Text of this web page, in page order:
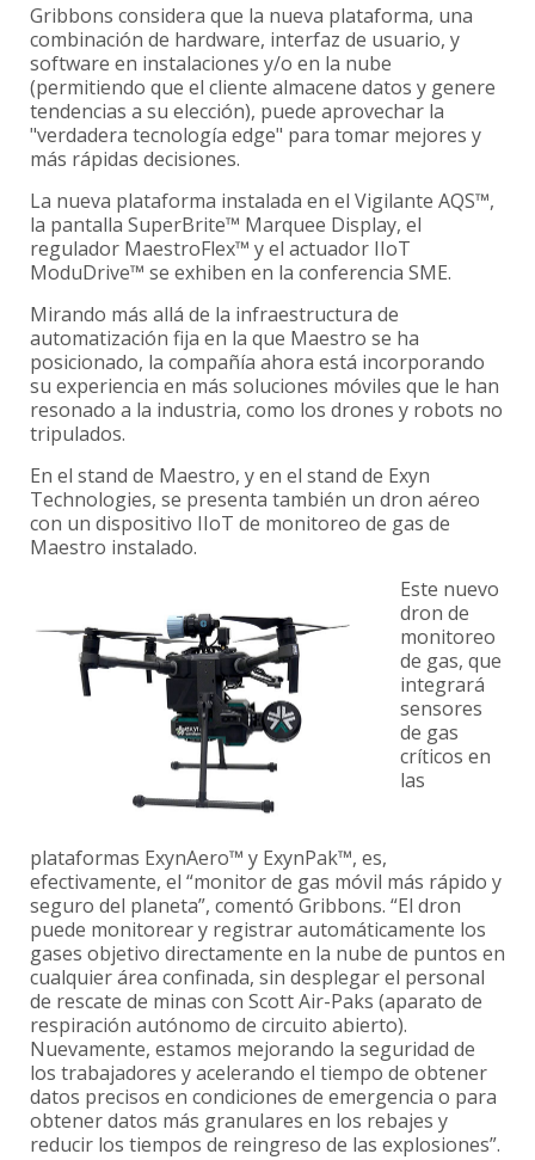
Gribbons considera que la nueva plataforma, una
combinación de hardware, interfaz de usuario, y
software en instalaciones y/o en la nube
(permitiendo que el cliente almacene datos y genere
tendencias a su elección), puede aprovechar la
"verdadera tecnología edge" para tomar mejores y
más rápidas decisiones.
La nueva plataforma instalada en el Vigilante AQS™,
la pantalla SuperBrite™ Marquee Display, el
regulador MaestroFlex™ y el actuador IIoT
ModuDrive™ se exhiben en la conferencia SME.
Mirando más allá de la infraestructura de
automatización fija en la que Maestro se ha
posicionado, la compañía ahora está incorporando
su experiencia en más soluciones móviles que le han
resonado a la industria, como los drones y robots no
tripulados.
En el stand de Maestro, y en el stand de Exyn
Technologies, se presenta también un dron aéreo
con un dispositivo IIoT de monitoreo de gas de
Maestro instalado.
Este nuevo
dron de
monitoreo
de gas, que
integrará
sensores
de gas
críticos en
las
plataformas ExynAero™ y ExynPak™, es,
efectivamente, el “monitor de gas móvil más rápido y
seguro del planeta”, comentó Gribbons. “El dron
puede monitorear y registrar automáticamente los
gases objetivo directamente en la nube de puntos en
cualquier área confinada, sin desplegar el personal
de rescate de minas con Scott Air-Paks (aparato de
respiración autónomo de circuito abierto).
Nuevamente, estamos mejorando la seguridad de
los trabajadores y acelerando el tiempo de obtener
datos precisos en condiciones de emergencia o para
obtener datos más granulares en los rebajes y
reducir los tiempos de reingreso de las explosiones”.